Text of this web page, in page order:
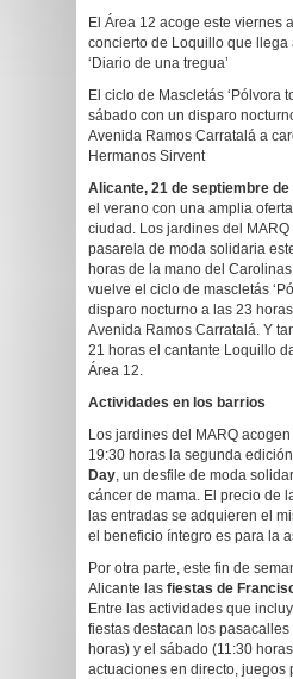
El Área 12 acoge este viernes
concierto de Loquillo que llega
‘Diario de una tregua’
El ciclo de Mascletás ‘Pólvora
sábado con un disparo
Avenida Ramos Carratalá a
Hermanos Sirvent
Alicante, 21 de septiembre de
el verano con una amplia
ciudad. Los jardines del
pasarela de moda solidaria
horas de la mano del
vuelve el ciclo de mascletás
disparo nocturno a las 23
Avenida Ramos Carratalá. Y
21 horas el cantante Loquillo
Área 12.
Actividades en los barrios
Los jardines del MARQ
19:30 horas la segunda edición
Day, un desfile de moda
cáncer de mama. El precio de
las entradas se adquieren el
el beneficio íntegro es para la
Por otra parte, este fin de
Alicante las fiestas de
Entre las actividades que
fiestas destacan los
horas) y el sábado (11:30
actuaciones en directo, juegos